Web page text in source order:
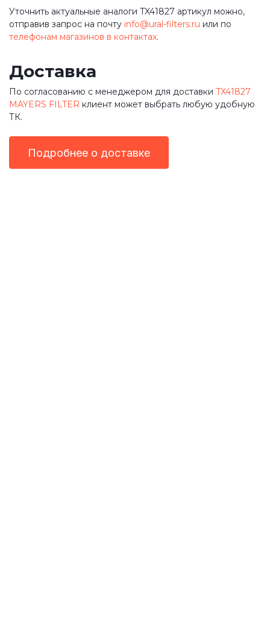
Уточнить актуальные аналоги TX41827 артикул можно,
отправив запрос на почту info@ural-filters.ru или по
телефонам магазинов в контактах.
Доставка
По согласованию с менеджером для доставки TX41827
MAYERS FILTER клиент может выбрать любую удобную
ТК.
Подробнее о доставке